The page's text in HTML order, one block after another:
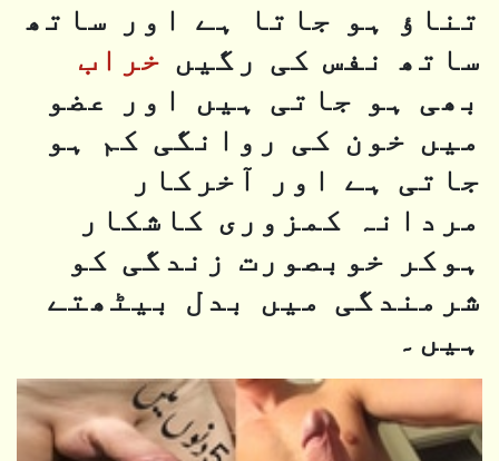
تناؤ ہو جاتا ہے اور ساتھ
ساتھ نفس کی رگیں خراب
بھی ہو جاتی ہیں اور عضو
میں خون کی روانگی کم ہو
جاتی ہے اور آخرکار
مردانہ کمزوری کاشکار
ہوکر خوبصورت زندگی کو
شرمندگی میں بدل بیٹھتے
ہیں۔